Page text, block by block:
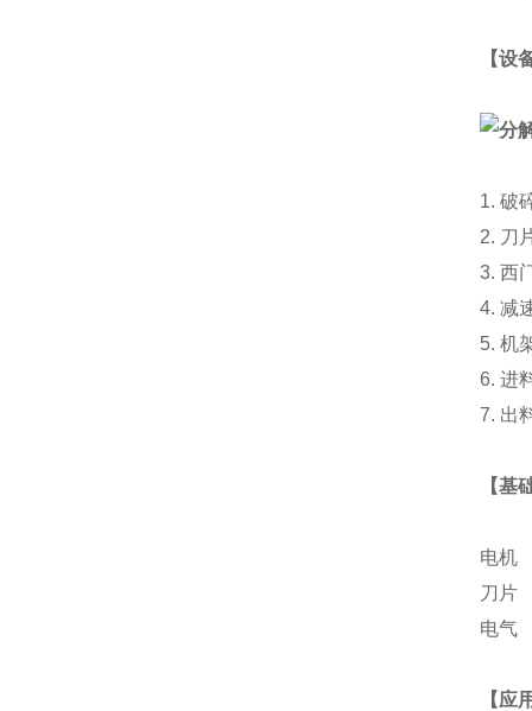
【设
1. 破
2. 刀
3. 西
4. 减
5. 机
6. 进
7. 出
【基
电机
刀片
电气
【应